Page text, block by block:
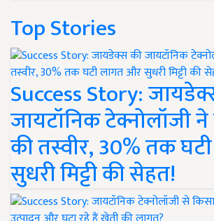
Top Stories
Success Story:
जायटॉनिक टेक्नोलॉजी
की तस्वीर, 30% तक
सुधरी मिट्टी की सेहत!